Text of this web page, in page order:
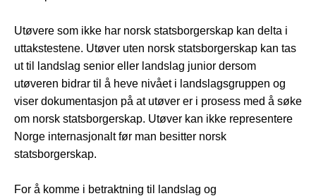
Utøvere som ikke har norsk statsborgerskap kan delta i
uttakstestene. Utøver uten norsk statsborgerskap kan tas
ut til landslag senior eller landslag junior dersom
utøveren bidrar til å heve nivået i landslagsgruppen og
viser dokumentasjon på at utøver er i prosess med å søke
om norsk statsborgerskap. Utøver kan ikke representere
Norge internasjonalt før man besitter norsk
statsborgerskap.
For å komme i betraktning til landslag og